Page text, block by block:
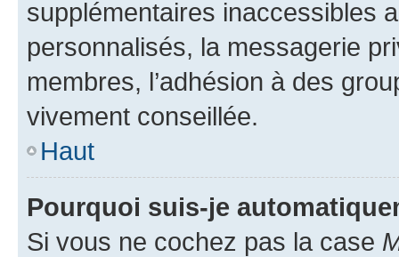
supplémentaires inaccessibles
personnalisés, la messagerie
membres, l’adhésion à des
vivement conseillée.
Haut
Pourquoi suis-je
Si vous ne cochez pas la case